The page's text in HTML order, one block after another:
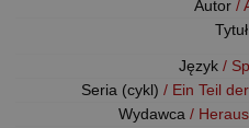
Autor /
Język /
Seria (cykl) / Ein Teil
Wydawca /